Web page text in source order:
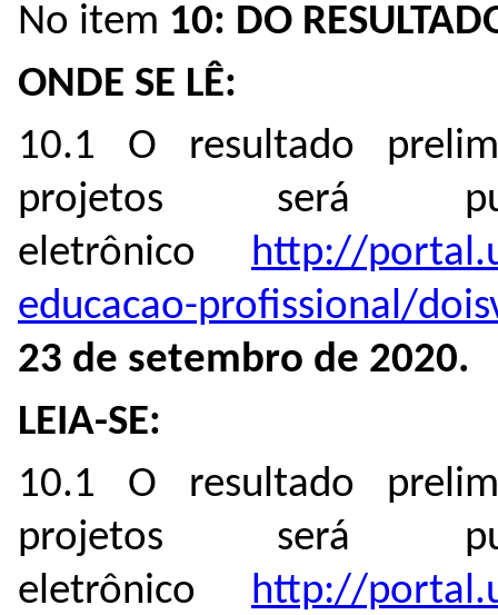
No item 10: DO
ONDE SE LÊ:
10.1 O resultado
projetos será
eletrônico http://
educacao-profissional/
23 de setembro de 2020.
LEIA-SE:
10.1 O resultado
projetos será
eletrônico http://